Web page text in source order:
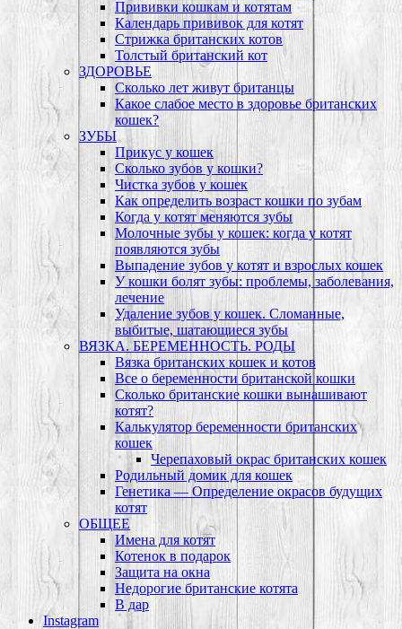
Прививки кошкам и котятам
Календарь прививок для котят
Стрижка британских котов
Толстый британский кот
ЗДОРОВЬЕ
Сколько лет живут британцы
Какое слабое место в здоровье британских
кошек?
ЗУБЫ
Прикус у кошек
Сколько зубов у кошки?
Чистка зубов у кошек
Как определить возраст кошки по зубам
Когда у котят меняются зубы
Молочные зубы у кошек: когда у котят
появляются зубы
Выпадение зубов у котят и взрослых кошек
У кошки болят зубы: проблемы, заболевания,
лечение
Удаление зубов у кошек. Сломанные,
выбитые, шатающиеся зубы
ВЯЗКА. БЕРЕМЕННОСТЬ. РОДЫ
Вязка британских кошек и котов
Все о беременности британской кошки
Сколько британские кошки вынашивают
котят?
Калькулятор беременности британских
кошек
Черепаховый окрас британских кошек
Родильный домик для кошек
Генетика — Определение окрасов будущих
котят
ОБЩЕЕ
Имена для котят
Котенок в подарок
Защита на окна
Недорогие британские котята
В дар
Instagram